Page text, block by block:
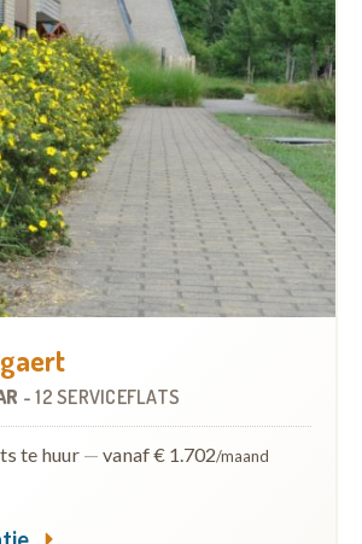
-12 SERVICEFLATS
te huur — vanaf € 1.702/maand